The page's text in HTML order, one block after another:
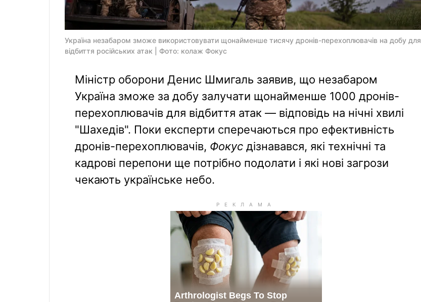
Україна незабаром зможе використовувати щонайменше тисячу дронів-перехоплювачів на добу для
відбиття російських атак | Фото: колаж Фокус
Міністр оборони Денис Шмигаль заявив, що незабаром
Україна зможе за добу залучати щонайменше 1000 дронів-
перехоплювачів для відбиття атак — відповідь на нічні хвилі
"Шахедів". Поки експерти сперечаються про ефективність
дронів-перехоплювачів, Фокус дізнавався, які технічні та
кадрові перепони ще потрібно подолати і які нові загрози
чекають українське небо.